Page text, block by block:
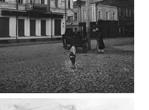
1905 ВУЛ.
СКОРУЛЬСЬКОГО
Фото Житомира період